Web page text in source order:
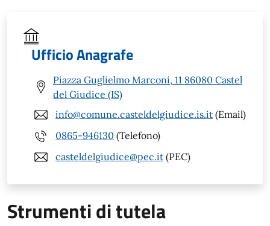
Ufficio Anagrafe
Piazza Guglielmo Marconi, 11 86080 Castel
del Giudice (IS)
info@comune.casteldelgiudice.is.it (Email)
0865-946130 (Telefono)
casteldelgiudice@pec.it (PEC)
Strumenti di tutela